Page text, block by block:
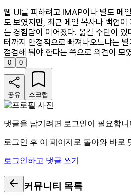
웹 UI를 피하려고 IMAP이나 별도 메
도 보였지만, 최근 메일 복사나 백업
는 경험담이 이어졌다. 옮길 수단이 있
터까지 안정적으로 빠져나오느냐는
점검해 둬야 한다는 쪽으로 의견이 모
0 0
공유 스크랩
댓글을 남기려면 로그인이 필요합니
로그인 후 이 페이지로 돌아와 바로
로그인하고 댓글 쓰기
커뮤니티 목록